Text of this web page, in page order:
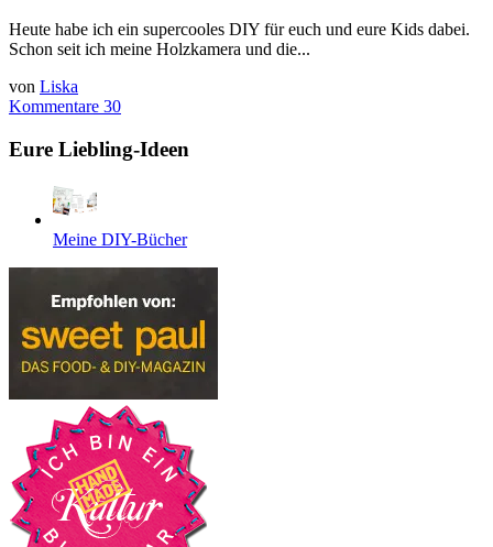
Heute habe ich ein supercooles DIY für euch und eure Kids dabei.
Schon seit ich meine Holzkamera und die...
von Liska
Kommentare 30
Eure Liebling-Ideen
Meine DIY-Bücher